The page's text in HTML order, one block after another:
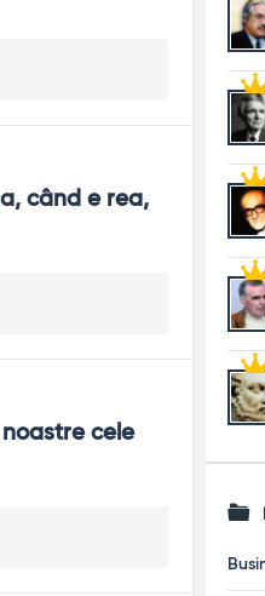
când e rea,
cele